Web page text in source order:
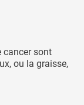
cancer sont
ou la graisse,